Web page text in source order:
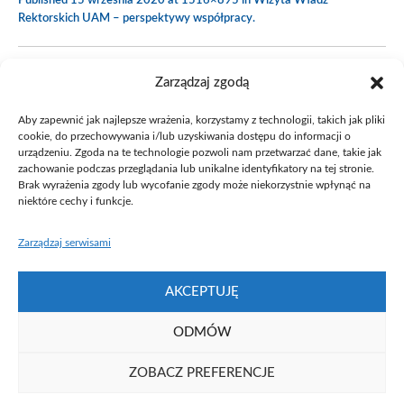
Zarządzaj zgodą
Aby zapewnić jak najlepsze wrażenia, korzystamy z technologii, takich jak pliki
cookie, do przechowywania i/lub uzyskiwania dostępu do informacji o
urządzeniu. Zgoda na te technologie pozwoli nam przetwarzać dane, takie jak
zachowanie podczas przeglądania lub unikalne identyfikatory na tej stronie.
Brak wyrażenia zgody lub wycofanie zgody może niekorzystnie wpłynąć na
niektóre cechy i funkcje.
Zarządzaj serwisami
AKCEPTUJĘ
ODMÓW
ZOBACZ PREFERENCJE
Rektorskich UAM – perspektywy współpracy.